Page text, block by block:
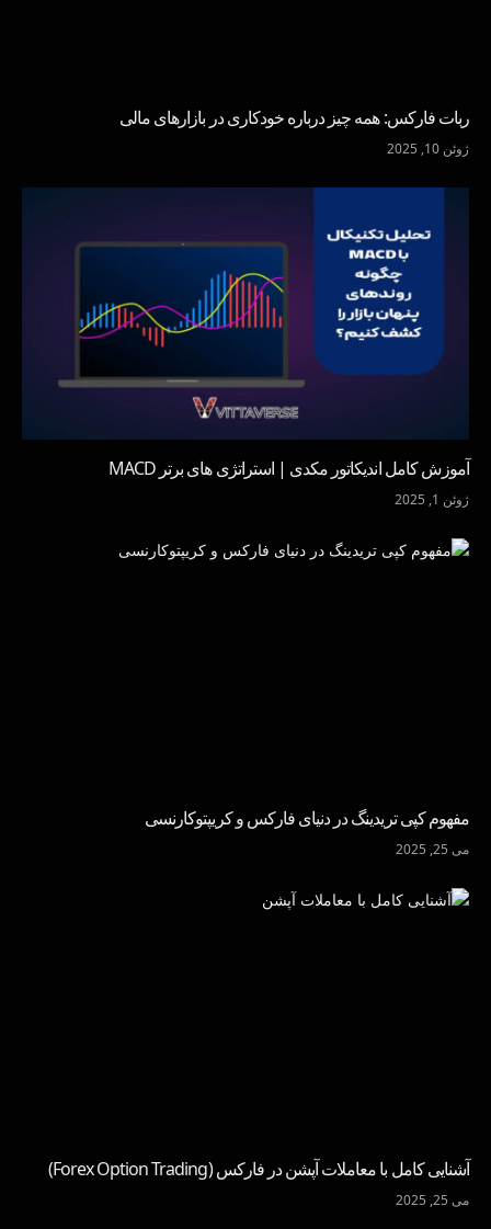
ربات فارکس: همه چیز درباره خودکاری در بازارهای مالی
ژوئن 10, 2025
آموزش کامل اندیکاتور مکدی | استراتژی های برتر MACD
ژوئن 1, 2025
مفهوم کپی تریدینگ در دنیای فارکس و کریپتوکارنسی
می 25, 2025
آشنایی کامل با معاملات آپشن در فارکس (Forex Option Trading)
می 25, 2025